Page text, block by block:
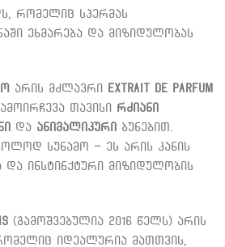
რომელიც სპერმას
ეხმარება და მიზიდულობას
არის მძლავრი
Extrait de Parfum
თავისი რძიანი
და ანიმალიკური
ბუნებით.
სუნამო – ეს არის კანის
და ინსტინქტური მიზიდულობის
(გამოშვებულია 2016 წელს) არის
იდეალურია მათთვის,